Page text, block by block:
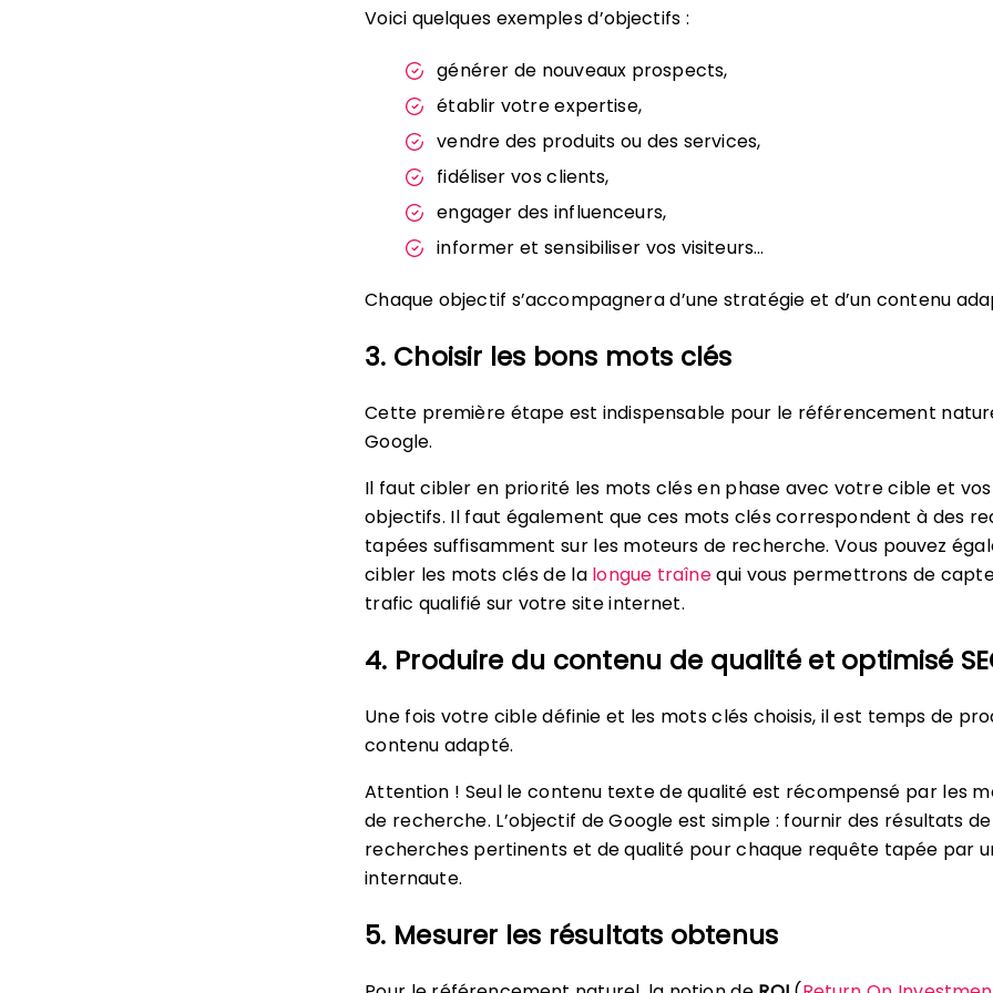
Voici quelques exemples d’objectifs :
générer de nouveaux prospects,
établir votre expertise,
vendre des produits ou des services,
fidéliser vos clients,
engager des influenceurs,
informer et sensibiliser vos visiteurs…
Chaque objectif s’accompagnera d’une stratégie et d’un contenu
3. Choisir les bons mots clés
Cette première étape est indispensable pour le référencement
Google.
Il faut cibler en priorité les mots clés en phase avec votre cible et vos
objectifs. Il faut également que ces mots clés correspondent à des
tapées suffisamment sur les moteurs de recherche. Vous pouvez
cibler les mots clés de la longue traînequi vous permettrons de
trafic qualifié sur votre site internet.
4. Produire du contenu de qualité et optimisé
Une fois votre cible définie et les mots clés choisis, il est temps de
contenu adapté.
Attention ! Seul le contenu texte de qualité est récompensé par les
de recherche. L’objectif de Google est simple : fournir des résultats de
recherches pertinents et de qualité pour chaque requête tapée par
internaute.
5. Mesurer les résultats obtenus